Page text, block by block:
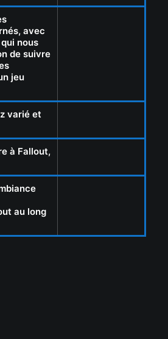
avec
nous
de suivre
jeu
varié et
à Fallout,
au long